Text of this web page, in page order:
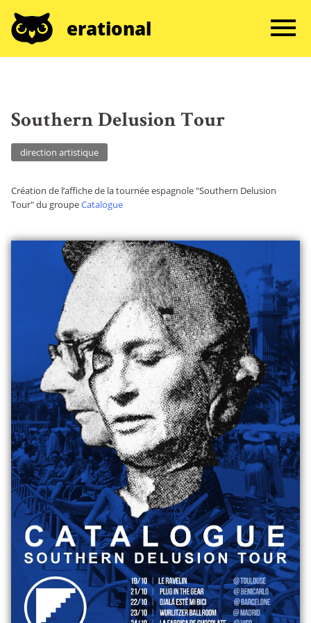
erational
Southern Delusion Tour
direction artistique
Création de l’affiche de la tournée espagnole "Southern Delusion
Tour" du groupeCatalogue